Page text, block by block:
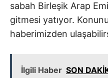
sabah Birleşik Arap
gitmesi yatıyor.
haberimizden
İlgili Haber SON